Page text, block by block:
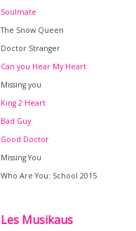
Soulmate
The Snow Queen
Doctor Stranger
Can you Hear My Heart
Missing you
King 2 Heart
Bad Guy
Good Doctor
Missing You
Who Are You: School 2015
Les Musikaus